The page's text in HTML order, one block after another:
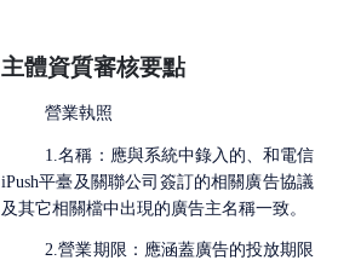
主體資質審核要點
營業執照
1.名稱：應與系統中錄入的、和 電信
iPush平臺及關聯公司 簽訂的相關廣告協議
及其它相關檔中出現的廣告主名稱一致。
2.營業期限：應涵蓋廣告的投放期限